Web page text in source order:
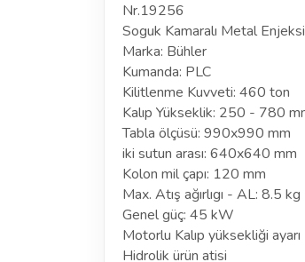
Nr.19256
Soguk Kamaralı Metal
Marka: Bühler
Kumanda: PLC
Kilitlenme Kuvveti: 460 ton
Kalıp Yükseklik: 250 - 780
Tabla ölçüsü: 990x990 mm
iki sutun arası: 640x640 mm
Kolon mil çapı: 120 mm
Max. Atış ağırlıgı - AL: 8.5 kg
Genel güç: 45 kW
Motorlu Kalıp yüksekliği ayarı
Hidrolik ürün atisi